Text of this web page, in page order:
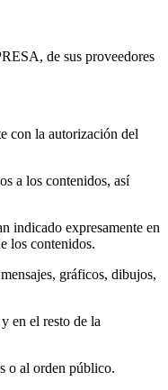
de sus proveedores
con la autorización del
a los contenidos, así
indicado expresamente en
los contenidos.
gráficos, dibujos,
en el resto de la
o al orden público.